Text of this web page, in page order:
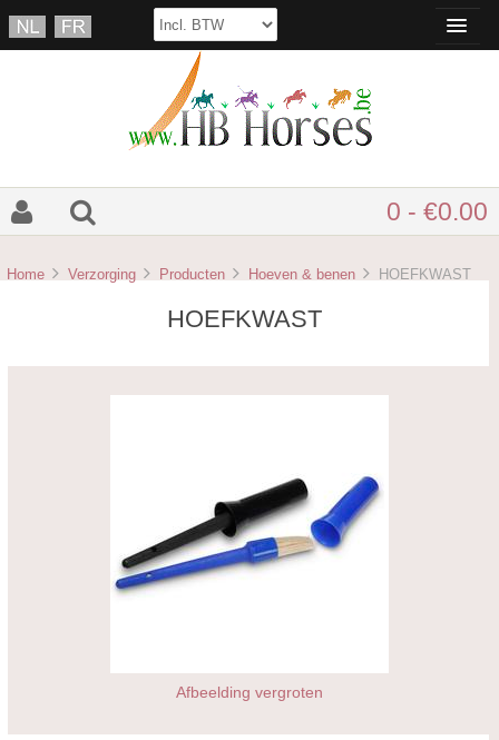
0 - €0.00
Home Verzorging Producten Hoeven & benen HOEFKWAST
HOEFKWAST
Afbeelding vergroten